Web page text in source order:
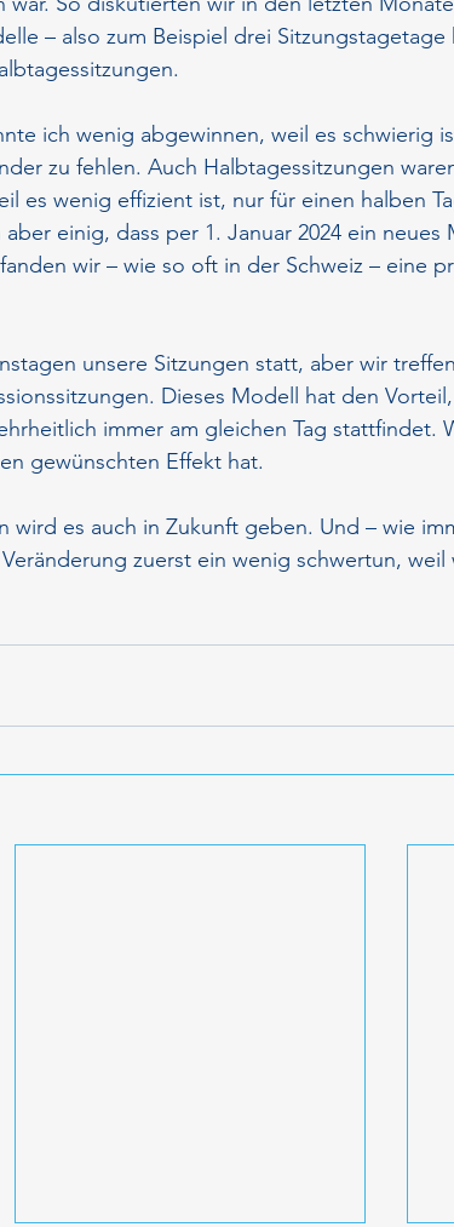
– also zum Beispiel drei
ich wenig abgewinnen, weil es schwierig
zu fehlen. Auch Halbtagessitzungen
es wenig effizient ist, nur für einen halben
aber einig, dass per 1. Januar 2024 ein
wir – wie so oft in der Schweiz – eine
unsere Sitzungen statt, aber wir
Dieses Modell hat den
immer am gleichen Tag stattfindet.
gewünschten Effekt hat.
wird es auch in Zukunft geben. Und – wie
zuerst ein wenig schwertun, weil